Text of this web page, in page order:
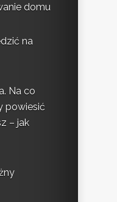
domu
na
Na co
powiesić
– jak